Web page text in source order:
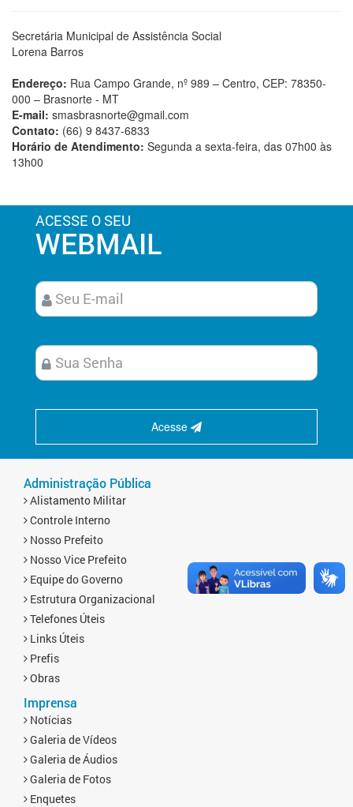
Secretária Municipal de Assistência Social
Lorena Barros
Endereço: Rua Campo Grande, nº 989 – Centro, CEP: 78350-
000 – Brasnorte - MT
E-mail: smasbrasnorte@gmail.com
Contato: (66) 9 8437-6833
Horário de Atendimento: Segunda a sexta-feira, das 07h00 às
13h00
ACESSE O SEU
WEBMAIL
Acesse
Administração Pública
Alistamento Militar
Controle Interno
Nosso Prefeito
Nosso Vice Prefeito
Equipe do Governo
Estrutura Organizacional
Telefones Úteis
Links Úteis
Prefis
Obras
Imprensa
Notícias
Galeria de Vídeos
Galeria de Áudios
Galeria de Fotos
Enquetes